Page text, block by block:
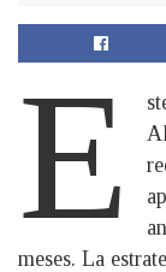
E
meses. La